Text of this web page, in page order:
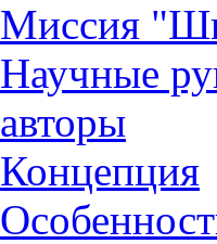
Миссия
Научные
авторы
Концепция